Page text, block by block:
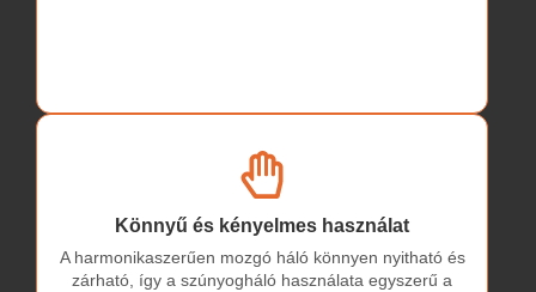
Könnyű és kényelmes használat
A harmonikaszerűen mozgó háló könnyen nyitható és
zárható, így a szúnyogháló használata egyszerű a